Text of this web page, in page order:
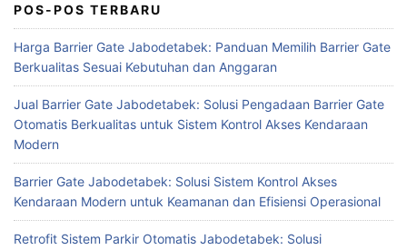
POS-POS TERBARU
Harga Barrier Gate Jabodetabek: Panduan Memilih Barrier Gate
Berkualitas Sesuai Kebutuhan dan Anggaran
Jual Barrier Gate Jabodetabek: Solusi Pengadaan Barrier Gate
Otomatis Berkualitas untuk Sistem Kontrol Akses Kendaraan
Modern
Barrier Gate Jabodetabek: Solusi Sistem Kontrol Akses
Kendaraan Modern untuk Keamanan dan Efisiensi Operasional
Retrofit Sistem Parkir Otomatis Jabodetabek: Solusi